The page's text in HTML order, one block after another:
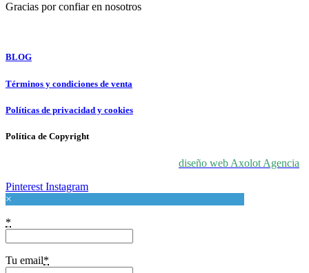
Gracias por confiar en nosotros
BLOG
Términos y condiciones de venta
Políticas de privacidad y cookies
Política de Copyright
diseño web Axolot Agencia
Pinterest Instagram
×
*
Tu email*